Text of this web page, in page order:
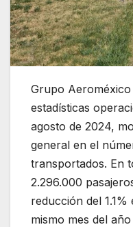
Grupo
estadísticas
agosto de 2024,
general en el
transportados. En
2.296.000
reducción del
mismo mes del